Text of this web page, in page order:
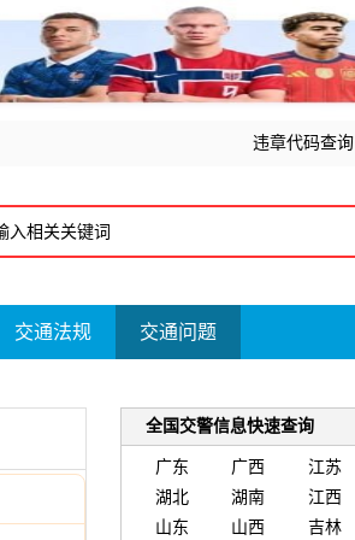
违章代码查询
交通法规 交通问题
全国交警信息快速查询
广东 广西 江苏
湖北
湖南 江西
山东
山西 吉林